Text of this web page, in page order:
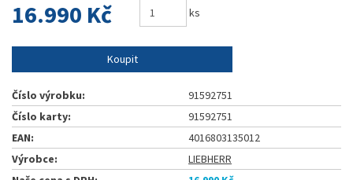
16.990 Kč ks
Koupit
Číslo výrobku:
91592751
Číslo karty:
91592751
EAN:
4016803135012
Výrobce:
LIEBHERR